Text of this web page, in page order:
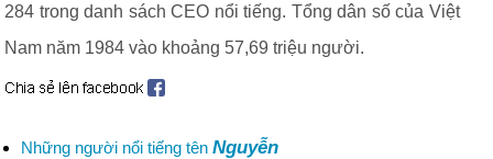
284 trong danh sách CEO nổi tiếng. Tổng dân số của Việt
Nam năm 1984 vào khoảng 57,69 triệu người.
Những người nổi tiếng tên Nguyễn